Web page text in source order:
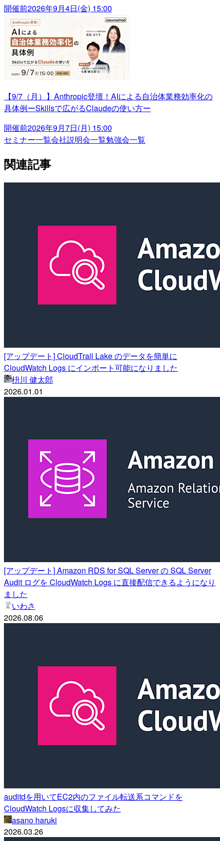
開催前2026年9月4日(金) 15:00
【9/7（月）】Anthropic登壇！AIによる自治体業務効率化の
具体例ーSkillsで広がるClaudeの使い方ー
開催前2026年9月7日(月) 15:00
セミナー一覧会社説明会一覧勉強会一覧
関連記事
[アップデート] CloudTrail Lake のデータを簡単に
CloudWatch Logs にインポート可能になりました
枡川 健太郎
2026.01.01
[アップデート] Amazon RDS for SQL Server の SQL Server
Audit ログを CloudWatch Logs に直接配信できるようになり
ました
いわさ
2026.08.06
auditdを用いてEC2内のファイル転送系コマンドを
CloudWatch Logsに収集してみた
asano haruki
2026.03.26